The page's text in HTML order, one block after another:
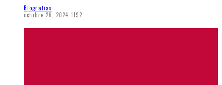
Biografias
octubre 26, 2024 1192